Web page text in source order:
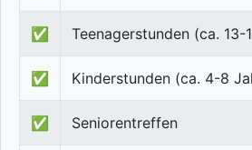
✅ Teenagerstunden (ca. 13-
✅ Kinderstunden (ca. 4-8
✅ Seniorentreffen